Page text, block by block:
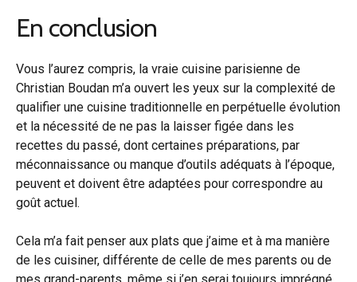
En conclusion
Vous l’aurez compris, la vraie cuisine parisienne de
Christian Boudan m’a ouvert les yeux sur la complexité de
qualifier une cuisine traditionnelle en perpétuelle évolution
et la nécessité de ne pas la laisser figée dans les
recettes du passé, dont certaines préparations, par
méconnaissance ou manque d’outils adéquats à l’époque,
peuvent et doivent être adaptées pour correspondre au
goût actuel.
Cela m’a fait penser aux plats que j’aime et à ma manière
de les cuisiner, différente de celle de mes parents ou de